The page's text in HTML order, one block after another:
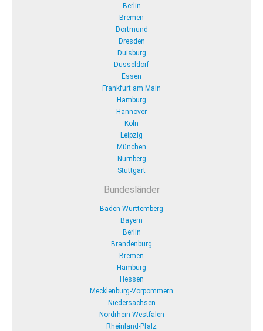
Berlin
Bremen
Dortmund
Dresden
Duisburg
Düsseldorf
Essen
Frankfurt am Main
Hamburg
Hannover
Köln
Leipzig
München
Nürnberg
Stuttgart
Bundesländer
Baden-Württemberg
Bayern
Berlin
Brandenburg
Bremen
Hamburg
Hessen
Mecklenburg-Vorpommern
Niedersachsen
Nordrhein-Westfalen
Rheinland-Pfalz